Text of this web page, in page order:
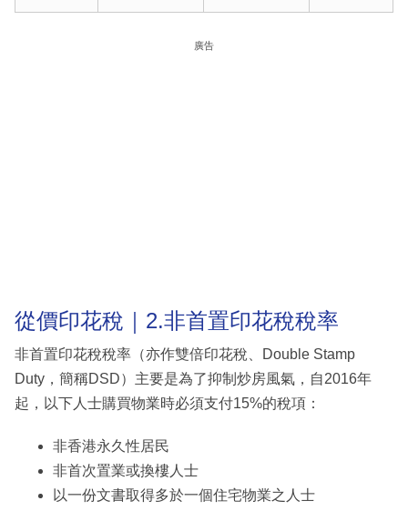
廣告
從價印花稅｜2.非首置印花稅稅率
非首置印花稅稅率（亦作雙倍印花稅、Double Stamp
Duty，簡稱DSD）主要是為了抑制炒房風氣，自2016年
起，以下人士購買物業時必須支付15%的稅項：
非香港永久性居民
非首次置業或換樓人士
以一份文書取得多於一個住宅物業之人士